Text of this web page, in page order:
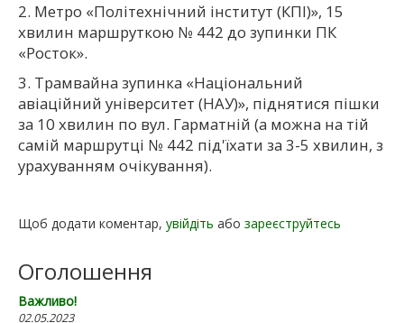
2. Метро «Політехнічний інститут (КПІ)», 15
хвилин маршруткою № 442 до зупинки ПК
«Росток».
3. Трамвайна зупинка «Національний
авіаційний університет (НАУ)», піднятися пішки
за 10 хвилин по вул. Гарматній (а можна на тій
самій маршрутці № 442 під'їхати за 3-5 хвилин, з
урахуванням очікування).
Щоб додати коментар, увійдіть або зареєструйтесь
Оголошення
Важливо!
02.05.2023